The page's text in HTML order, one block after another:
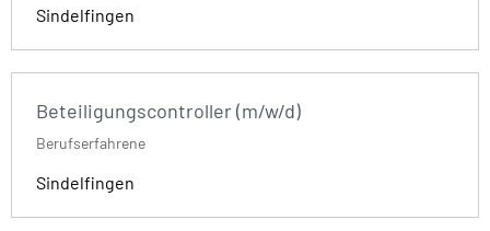
Sindelfingen
Beteiligungscontroller (m/w/d)
Berufserfahrene
Sindelfingen